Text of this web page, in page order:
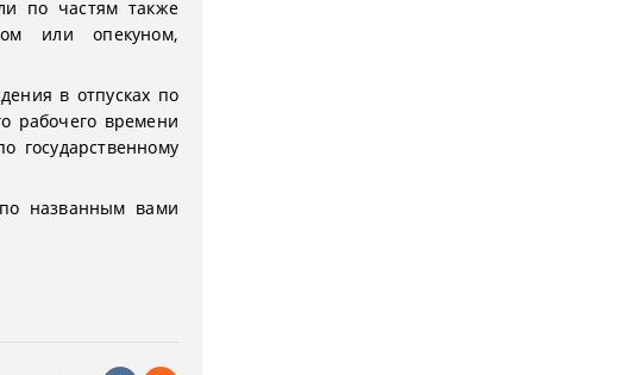
по частям также
или опекуном,
в отпусках по
рабочего времени
государственному
названным вами